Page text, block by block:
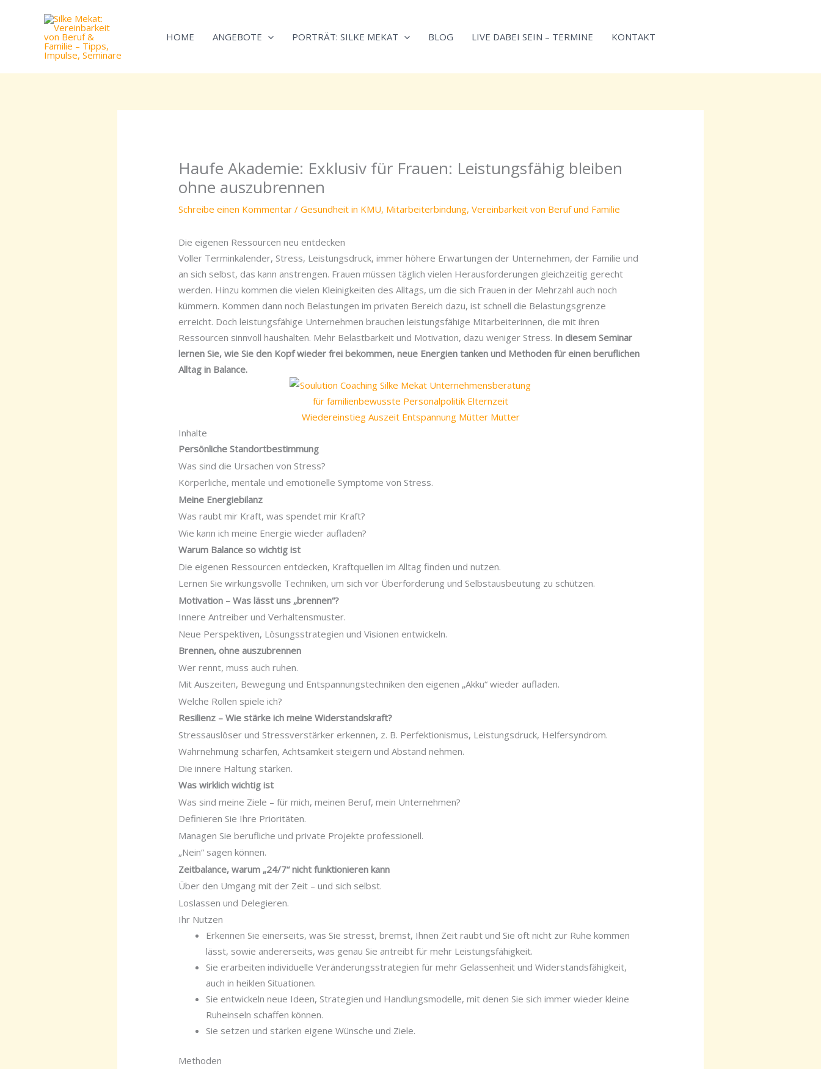
HOME ANGEBOTE PORTRÄT: SILKE MEKAT BLOG LIVE DABEI SEIN – TERMINE KONTAKT
Haufe Akademie: Exklusiv für Frauen: Leistungsfähig bleiben
ohne auszubrennen
Schreibe einen Kommentar /Gesundheit in KMU, Mitarbeiterbindung,Vereinbarkeit von Beruf und Familie
Die eigenen Ressourcen neu entdecken
Voller Terminkalender, Stress, Leistungsdruck, immer höhere Erwartungen der Unternehmen, der Familie und
an sich selbst, das kann anstrengen. Frauen müssen täglich vielen Herausforderungen gleichzeitig gerecht
werden. Hinzu kommen die vielen Kleinigkeiten des Alltags, um die sich Frauen in der Mehrzahl auch noch
kümmern. Kommen dann noch Belastungen im privaten Bereich dazu, ist schnell die Belastungsgrenze
erreicht. Doch leistungsfähige Unternehmen brauchen leistungsfähige Mitarbeiterinnen, die mit ihren
Ressourcen sinnvoll haushalten. Mehr Belastbarkeit und Motivation, dazu weniger Stress. In diesem Seminar
lernen Sie, wie Sie den Kopf wieder frei bekommen, neue Energien tanken und Methoden für einen beruflichen
Alltag in Balance.
Inhalte
PersönlicheStandortbestimmung
Was sind die Ursachen von Stress?
Körperliche, mentale und emotionelle Symptome von Stress.
Meine Energiebilanz
Was raubt mir Kraft, was spendet mir Kraft?
Wie kann ich meine Energie wieder aufladen?
Warum Balance so wichtig ist
Die eigenen Ressourcen entdecken, Kraftquellen im Alltag finden und nutzen.
Lernen Sie wirkungsvolle Techniken, um sich vor Überforderung und Selbstausbeutung zu schützen.
Motivation – Was lässt uns „brennen“?
Innere Antreiber und Verhaltensmuster.
Neue Perspektiven, Lösungsstrategien und Visionen entwickeln.
Brennen, ohne auszubrennen
Wer rennt, muss auch ruhen.
Mit Auszeiten, Bewegung und Entspannungstechniken den eigenen „Akku“ wieder aufladen.
Welche Rollen spiele ich?
Resilienz – Wie stärke ich meine Widerstandskraft?
Stressauslöser und Stressverstärker erkennen, z. B. Perfektionismus, Leistungsdruck, Helfersyndrom.
Wahrnehmung schärfen, Achtsamkeit steigern und Abstand nehmen.
Die innere Haltung stärken.
Was wirklich wichtig ist
Was sind meine Ziele – für mich, meinen Beruf, mein Unternehmen?
Definieren Sie Ihre Prioritäten.
Managen Sie berufliche und private Projekte professionell.
„Nein“ sagen können.
Zeitbalance, warum „24/7“ nicht funktionieren kann
Über den Umgang mit der Zeit – und sich selbst.
Loslassen und Delegieren.
Ihr Nutzen
Erkennen Sie einerseits, was Sie stresst, bremst, Ihnen Zeit raubt und Sie oft nicht zur Ruhe kommen
lässt, sowie andererseits, was genau Sie antreibt für mehr Leistungsfähigkeit.
Sie erarbeiten individuelle Veränderungsstrategien für mehr Gelassenheit und Widerstandsfähigkeit,
auch in heiklen Situationen.
Sie entwickeln neue Ideen, Strategien und Handlungsmodelle, mit denen Sie sich immer wieder kleine
Ruheinseln schaffen können.
Sie setzen und stärken eigene Wünsche und Ziele.
Methoden
sich
reduzieren
Einfach
durchscrollen!